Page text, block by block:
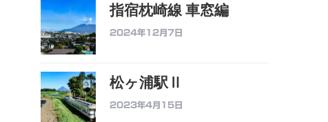
指宿枕崎線 車窓編
2024年12月7日
松ヶ浦駅Ⅱ
2023年4月15日